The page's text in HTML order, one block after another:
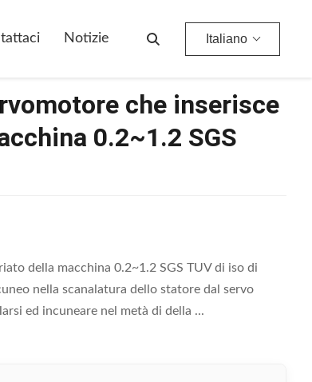
Notizie Italiano
0.2~1.2 SGS TUV Di Iso Di Millimetro
che inserisce
0.2~1.2 SGS
della macchina 0.2~1.2 SGS TUV di iso di
nella scanalatura dello statore dal servo
ed incuneare nel metà di della ...